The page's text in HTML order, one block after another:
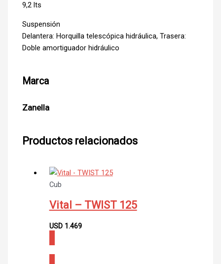
9,2 lts
Suspensión
Delantera: Horquilla telescópica hidráulica, Trasera:
Doble amortiguador hidráulico
Marca
Zanella
Productos relacionados
Cub
Vital – TWIST 125
USD 1.469